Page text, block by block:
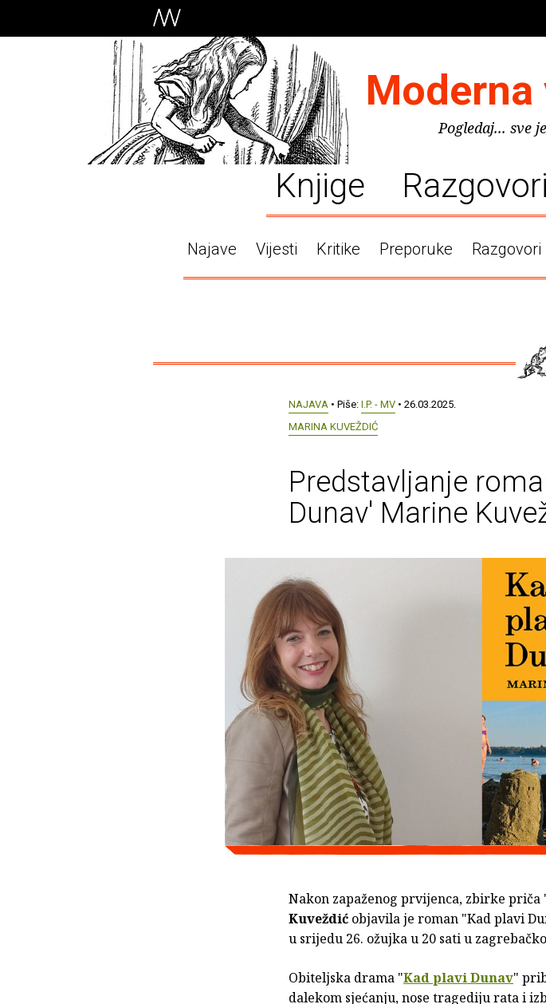
Moderna
Pogledaj... sve
Knjige Razgovori
Najave Vijesti Kritike Preporuke Razgovori
NAJAVA • Piše: I.P. - MV • 26.03.2025.
MARINA KUVEŽDIĆ
Predstavljanje
Dunav' Marine
Nakon zapaženog prvijenca, zbirke
Kuveždić objavila je roman "Kad plavi
u srijedu 26. ožujka u 20 sati u
Obiteljska drama "Kad plavi Dunav"
dalekom sjećanju, nose tragediju rata i